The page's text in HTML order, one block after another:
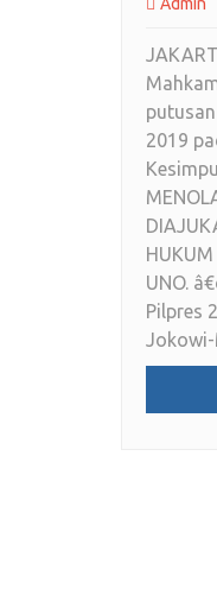
Admin
2019
UNO.
Pilpres